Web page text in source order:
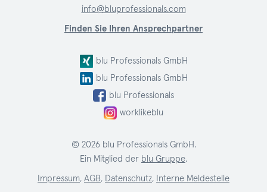
info@bluprofessionals.com
Finden Sie Ihren Ansprechpartner
blu Professionals GmbH
blu Professionals GmbH
blu Professionals
worklikeblu
© 2026 blu Professionals GmbH.
Ein Mitglied der blu Gruppe.
Impressum, AGB, Datenschutz, Interne Meldestelle